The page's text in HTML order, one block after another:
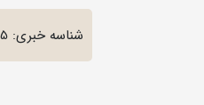
شناسه خبری: 3305